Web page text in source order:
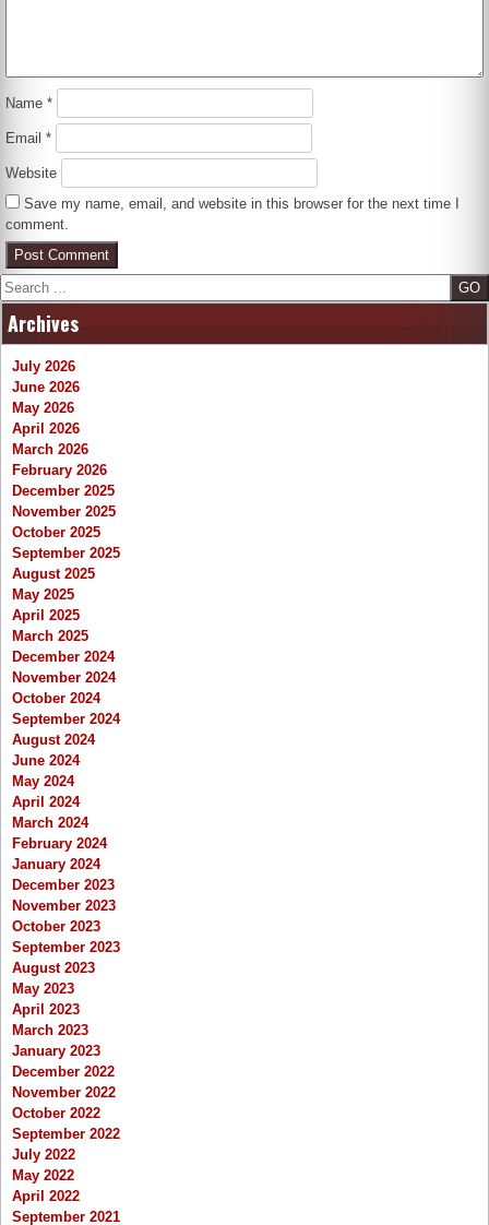
Name*
Email*
Website
Save my name, email, and website in this browser for the next time I
comment.
Search
Archives
July 2026
June 2026
May 2026
April 2026
March 2026
February 2026
December 2025
November 2025
October 2025
September 2025
August 2025
May 2025
April 2025
March 2025
December 2024
November 2024
October 2024
September 2024
August 2024
June 2024
May 2024
April 2024
March 2024
February 2024
January 2024
December 2023
November 2023
October 2023
September 2023
August 2023
May 2023
April 2023
March 2023
January 2023
December 2022
November 2022
October 2022
September 2022
July 2022
May 2022
April 2022
September 2021